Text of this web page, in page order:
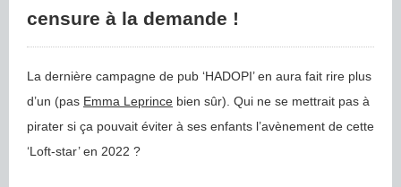
censure à la demande !
La dernière campagne de pub ‘HADOPI’ en aura fait rire plus
d’un (pas Emma Leprince bien sûr). Qui ne se mettrait pas à
pirater si ça pouvait éviter à ses enfants l’avènement de cette
‘Loft-star’ en 2022 ?